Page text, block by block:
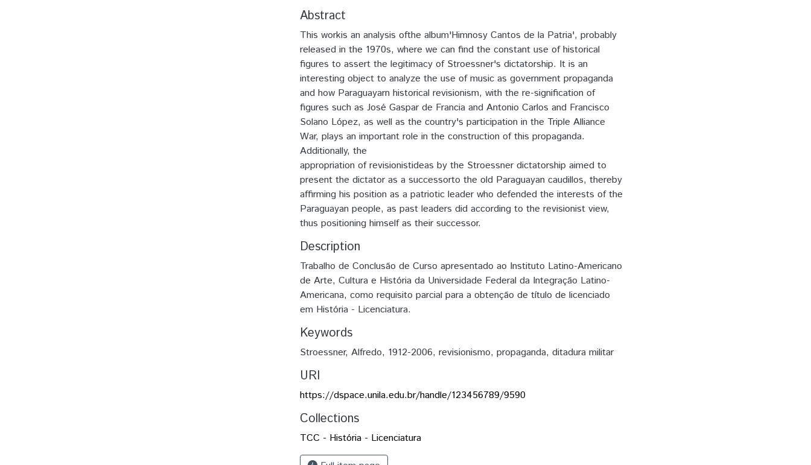
Abstract
This workis an analysis ofthe album'Himnosy Cantos de la Patria', probably
released in the 1970s, where we can find the constant use of historical
figures to assert the legitimacy of Stroessner's dictatorship. It is an
interesting object to analyze the use of music as government propaganda
and how Paraguayarn historical revisionism, with the re-signification of
figures such as José Gaspar de Francia and Antonio Carlos and Francisco
Solano López, as well as the country's participation in the Triple Alliance
War, plays an important role in the construction of this propaganda.
Additionally, the
appropriation of revisionistideas by the Stroessner dictatorship aimed to
present the dictator as a successorto the old Paraguayan caudillos, thereby
affirming his position as a patriotic leader who defended the interests of the
Paraguayan people, as past leaders did according to the revisionist view,
thus positioning himself as their successor.
Description
Trabalho de Conclusão de Curso apresentado ao Instituto Latino-Americano
de Arte, Cultura e História da Universidade Federal da Integração Latino-
Americana, como requisito parcial para a obtenção de título de licenciado
em História - Licenciatura.
Keywords
Stroessner, Alfredo, 1912-2006, revisionismo, propaganda, ditadura militar
URI
https://dspace.unila.edu.br/handle/123456789/9590
Collections
TCC - História - Licenciatura